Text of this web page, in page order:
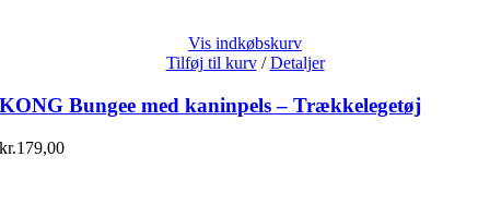
Vis indkøbskurv
Tilføj til kurv / Detaljer
KONG Bungee med kaninpels – Trækkelegetøj
kr.179,00